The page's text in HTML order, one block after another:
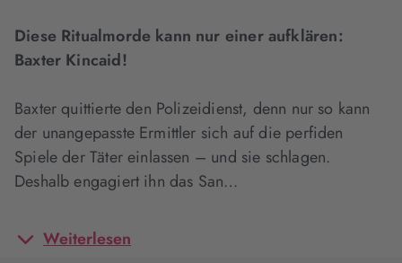
Diese Ritualmorde kann nur einer aufklären:
Baxter Kincaid!
Baxter quittierte den Polizeidienst, denn nur so kann
der unangepasste Ermittler sich auf die perfiden
Spiele der Täter einlassen – und sie schlagen.
Deshalb engagiert ihn das San…
Weiterlesen